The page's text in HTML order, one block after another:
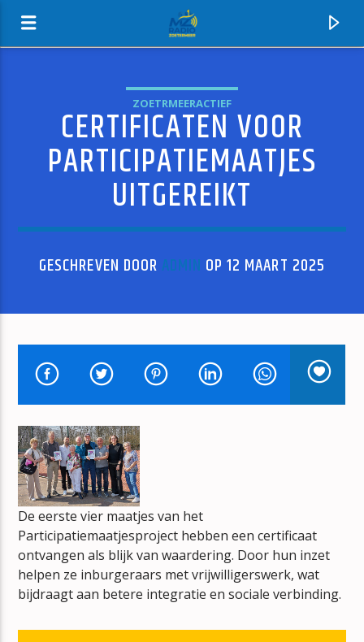
MZ-RADIO
HUIDIG NUMMER
BONT
JAN BERG
mz-radio
ZOETRMEERACTIEF
CERTIFICATEN VOOR
PARTICIPATIEMAATJES
UITGEREIKT
GESCHREVEN DOOR ADMIN OP 12 MAART 2025
De eerste vier maatjes van het
Participatiemaatjesproject hebben een certificaat
ontvangen als blijk van waardering. Door hun inzet
helpen ze inburgeraars met vrijwilligerswerk, wat
bijdraagt aan betere integratie en sociale verbinding.